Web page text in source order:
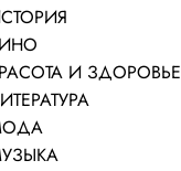
И ЗДОРОВЬЕ